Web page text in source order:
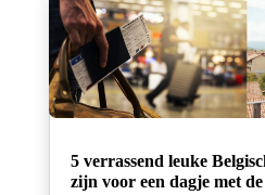
5 verrassend leuke
zijn voor een dagje met